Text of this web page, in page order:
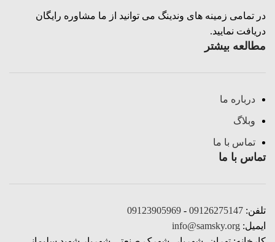
در تمامی زمینه های وندینگ می توانید از ما مشاوره رایگان
دریافت نمایید.
مطالعه بیشتر
درباره ما
وبلاگ
تماس با ما
تماس با ما
تلفن: 09126275147
-
09123905969
ایمیل: info@samsky.org